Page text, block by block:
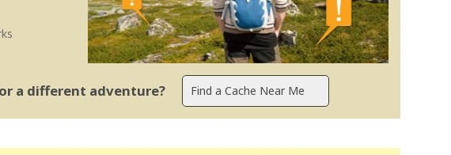
a different adventure?